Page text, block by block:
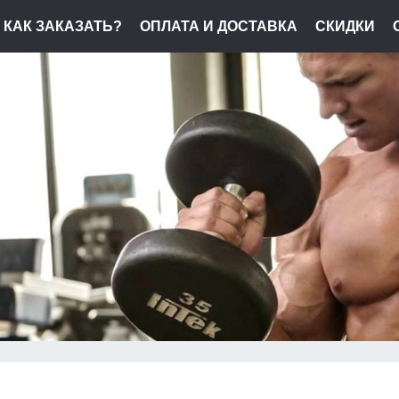
КАК ЗАКАЗАТЬ? ОПЛАТА И ДОСТАВКА СКИДКИ